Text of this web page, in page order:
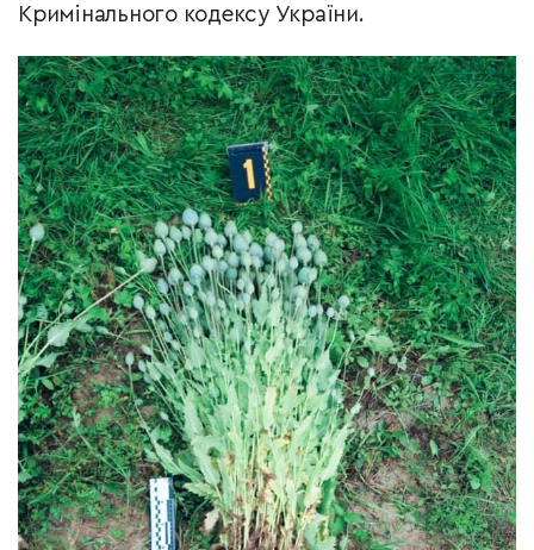
Кримінального кодексу України.